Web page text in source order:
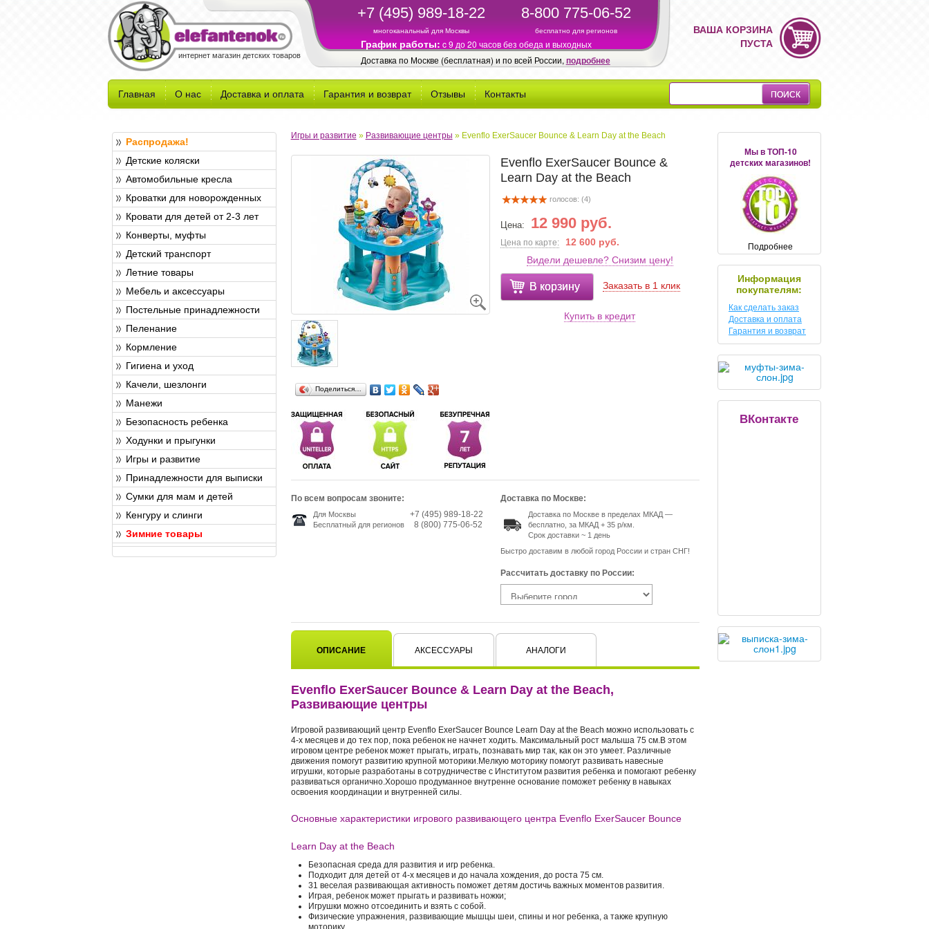
интернет магазин детских товаров
+7 (495) 989-18-22
многоканальный для Москвы
8-800 775-06-52
бесплатно для регионов
График работы: c 9 до 20 часов без обеда и выходных
Доставка по Москве (бесплатная) и по всей России, подробнее
ВАША КОРЗИНА
ПУСТА
Главная О нас Доставка и оплата Гарантия и возврат Отзывы Контакты
Распродажа!
Детские коляски
Автомобильные кресла
Кроватки для новорожденных
Кровати для детей от 2-3 лет
Конверты, муфты
Детский транспорт
Летние товары
Мебель и аксессуары
Постельные принадлежности
Пеленание
Кормление
Гигиена и уход
Качели, шезлонги
Манежи
Безопасность ребенка
Ходунки и прыгунки
Игры и развитие
Принадлежности для выписки
Сумки для мам и детей
Кенгуру и слинги
Зимние товары
Игры и развитие » Развивающие центры » Evenflo ExerSaucer Bounce & Learn Day at the Beach
Поделиться…
Evenflo ExerSaucer Bounce &
Learn Day at the Beach
голосов: (4)
Цена: 12 990 руб.
Цена по карте:
12 600 руб.
Видели дешевле? Снизим цену!
В корзину Заказать в 1 клик
Купить в кредит
По всем вопросам звоните:
Для Москвы
Бесплатный для регионов
+7 (495) 989-18-22
8 (800) 775-06-52
Доставка по Москве:
Доставка по Москве в пределах МКАД —
бесплатно, за МКАД + 35 р/км.
Срок доставки ~ 1 день
Быстро доставим в любой город России и стран СНГ!
Рассчитать доставку по России:
ОПИСАНИЕ АКСЕССУАРЫ АНАЛОГИ
Evenflo ExerSaucer Bounce & Learn Day at the Beach,
Развивающие центры
Игровой развивающий центр Evenflo ExerSaucer Bounce Learn Day at the Beach можно использовать с
4-х месяцев и до тех пор, пока ребенок не начнет ходить. Максимальный рост малыша 75 см.В этом
игровом центре ребенок может прыгать, играть, познавать мир так, как он это умеет. Различные
движения помогут развитию крупной моторики.Мелкую моторику помогут развивать навесные
игрушки, которые разработаны в сотрудничестве с Институтом развития ребенка и помогают ребенку
развиваться органично.Хорошо продуманное внутренне основание поможет ребенку в навыках
освоения координации и внутренней силы.
Основные характеристики игрового развивающего центра Evenflo ExerSaucer Bounce
Learn Day at the Beach
Безопасная среда для развития и игр ребенка.
Подходит для детей от 4-х месяцев и до начала хождения, до роста 75 см.
31 веселая развивающая активность поможет детям достичь важных моментов развития.
Играя, ребенок может прыгать и развивать ножки;
Игрушки можно отсоединить и взять с собой.
Физические упражнения, развивающие мышцы шеи, спины и ног ребенка, а также крупную
моторику.
Мы в ТОП-10
детских магазинов!
Подробнее
Информация
покупателям:
Как сделать заказ
Доставка и оплата
Гарантия и возврат
ВКонтакте